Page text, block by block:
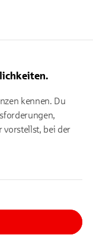
kennen. Du
vorstellst, bei der
Sie die
Sie die